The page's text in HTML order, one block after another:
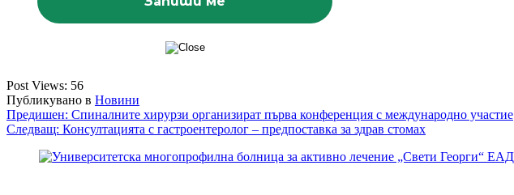
Post Views: 56
Публикувано в Новини
Навигация
Предишен: Спиналните хирурзи организират първа конференция с международно участие
Следващ: Консултацията с гастроентеролог – предпоставка за здрав стомах